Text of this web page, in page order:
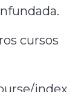
cursos
index.